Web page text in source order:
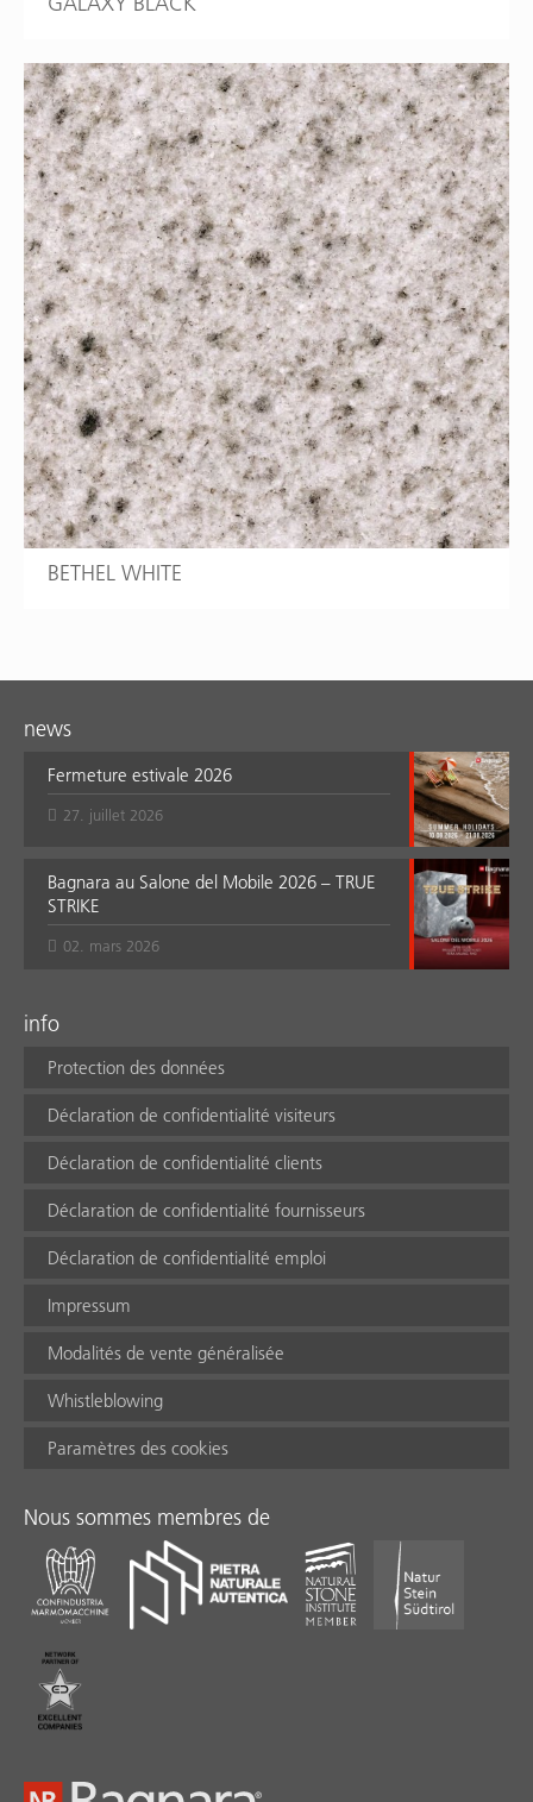
BETHEL WHITE
news
Fermeture estivale 2026
27. juillet 2026
Bagnara au Salone del Mobile 2026 – TRUE
STRIKE
02. mars 2026
info
Protection des données
Déclaration de confidentialité visiteurs
Déclaration de confidentialité clients
Déclaration de confidentialité fournisseurs
Déclaration de confidentialité emploi
Impressum
Modalités de vente généralisée
Whistleblowing
Paramètres des cookies
Nous sommes membres de